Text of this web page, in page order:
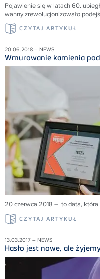
Pojawienie się w latach 60.
wanny zrewolucjonizowało
CZYTAJ ARTYKUŁ
20.06.2018 – NEWS
Wmurowanie kamienia
20 czerwca 2018 – to data,
CZYTAJ ARTYKUŁ
13.03.2017 – NEWS
Hasło jest nowe, ale